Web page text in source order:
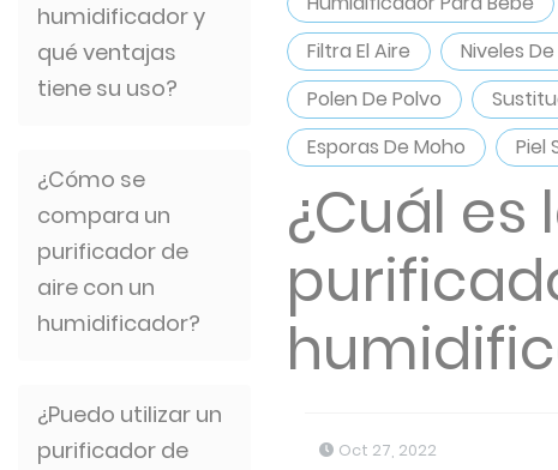
humidificador y
qué ventajas
tiene su uso?
¿Cómo se
compara un
purificador de
aire con un
humidificador?
¿Puedo utilizar un
purificador de
Filtra El Aire
Niveles
Polen De Polvo
Esporas De Moho
Piel
¿Cuál
Oct 27, 2022